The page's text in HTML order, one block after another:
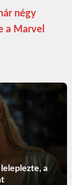
négy
a Marvel
a